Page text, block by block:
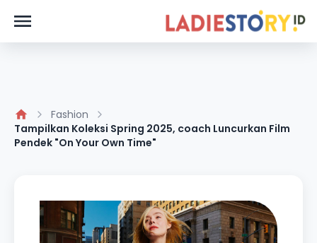
Fashion
Tampilkan Koleksi Spring 2025, coach Luncurkan Film
Pendek "On Your Own Time"